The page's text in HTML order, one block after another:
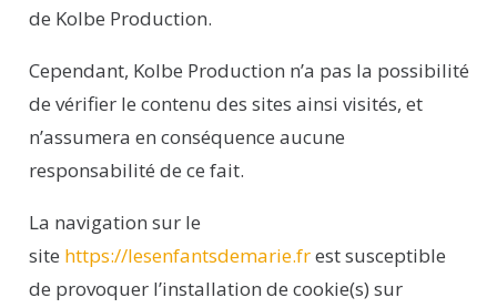
de Kolbe Production.
Cependant, Kolbe Production n’a pas la possibilité
de vérifier le contenu des sites ainsi visités, et
n’assumera en conséquence aucune
responsabilité de ce fait.
La navigation sur le
site https://lesenfantsdemarie.frest susceptible
de provoquer l’installation de cookie(s) sur